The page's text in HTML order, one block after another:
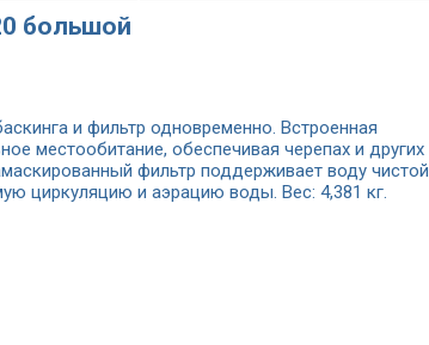
большой
и фильтр одновременно. Встроенная
местообитание, обеспечивая черепах и других
фильтр поддерживает воду чистой
циркуляцию и аэрацию воды. Вес: 4,381 кг.